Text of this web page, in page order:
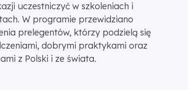
uczestniczyć w szkoleniach i
W programie przewidziano
prelegentów, którzy podzielą się
dobrymi praktykami oraz
z Polski i ze świata.